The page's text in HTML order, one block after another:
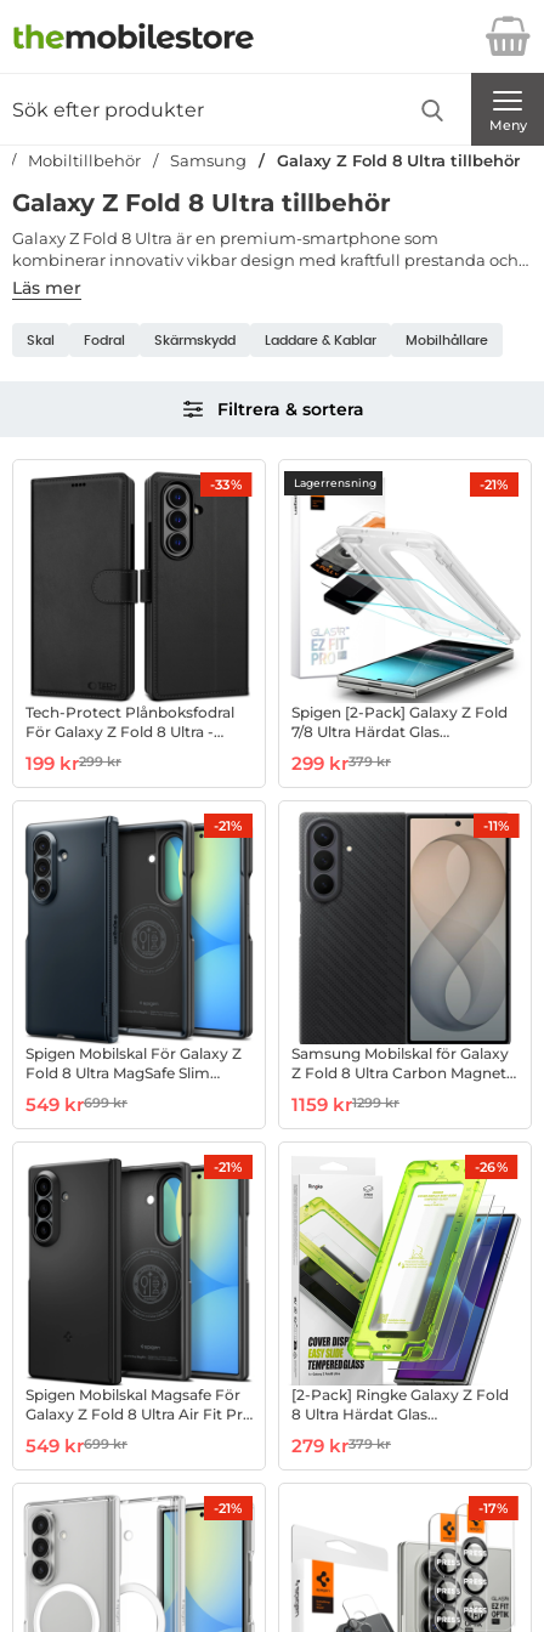
Startsidan för Danira Telecom AB
Meny
Mobiltillbehör Samsung Galaxy Z Fold 8 Ultra tillbehör
Galaxy Z Fold 8 Ultra tillbehör
Läs mer
Galaxy Z Fold 8 Ultra är en premium-smartphone som
kombinerar innovativ vikbar design med kraftfull prestanda och
en imponerande stor skärmupplevelse. För att få ut maximalt av
mobilen är det viktigt att använda rätt tillbehör som både
TheMobileStore
hittar du ett brett sortiment av Galaxy Z Fold 8
vikbara mobil från repor och stötar eller göra den mer praktisk och
Underkategorier
Skal Fodral Skärmskydd Laddare & Kablar Mobilhållare
Filtrera & sortera
Filtrera & sortera
produktlista
-33%
Tech-Protect Plånboksfodral
För Galaxy Z Fold 8 Ultra -
Art. nr 1003274318
rea pris
199 krtidigare pris
299 kr
Lagerrensning -21%
Spigen [2-Pack] Galaxy Z Fold
7/8 Ultra Härdat Glas
Art. nr 1002988565
rea pris
299 krtidigare pris
379 kr
-21%
Spigen Mobilskal För Galaxy Z
Fold 8 Ultra MagSafe Slim
Art. nr 1003274223
rea pris
549 krtidigare pris
699 kr
-11%
Samsung Mobilskal för Galaxy
Z Fold 8 Ultra Carbon Magnet -
Art. nr 1003274222
rea pris
1159 krtidigare pris
1299 kr
-21%
Spigen Mobilskal Magsafe För
Galaxy Z Fold 8 Ultra Air Fit Pro
Art. nr 1003274321
rea pris
549 krtidigare pris
699 kr
-26%
[2-Pack] Ringke Galaxy Z Fold
8 Ultra Härdat Glas
Art. nr 1003274336
rea pris
279 krtidigare pris
379 kr
-21% -17%